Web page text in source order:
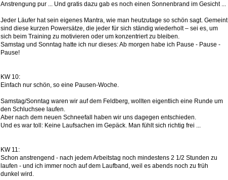
Anstrengung pur ... Und gratis dazu gab es noch einen Sonnenbrand im Gesicht ...
Jeder Läufer hat sein eigenes Mantra, wie man heutzutage so schön sagt. Gemeint
sind diese kurzen Powersätze, die jeder für sich ständig wiederholt – sei es, um
sich beim Training zu motivieren oder um konzentriert zu bleiben.
Samstag und Sonntag hatte ich nur dieses: Ab morgen habe ich Pause - Pause -
Pause!
KW 10:
Einfach nur schön, so eine Pausen-Woche.
Samstag/Sonntag waren wir auf dem Feldberg, wollten eigentlich eine Runde um
den Schluchsee laufen.
Aber nach dem neuen Schneefall haben wir uns dagegen entschieden.
Und es war toll: Keine Laufsachen im Gepäck. Man fühlt sich richtig frei ...
KW 11:
Schon anstrengend - nach jedem Arbeitstag noch mindestens 2 1/2 Stunden zu
laufen - und ich immer noch auf dem Laufband, weil es abends noch zu früh
dunkel wird.